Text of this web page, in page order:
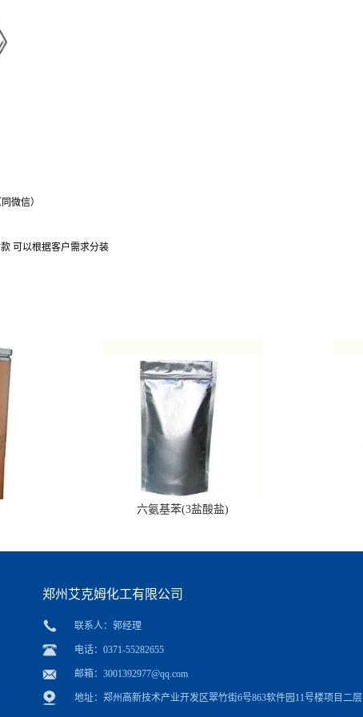
微信）
可以根据客户需求分装
六氨基苯(3盐酸盐)
郑州艾克姆化工有限公司
联系人：郭经理
电话：0371-55282655
邮箱： 3001392977@qq.com
地址：郑州高新技术产业开发区翠竹街6号863软件园11号楼项目二层